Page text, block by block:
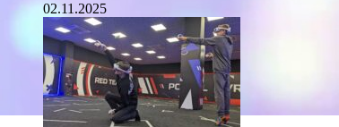
02.11.2025